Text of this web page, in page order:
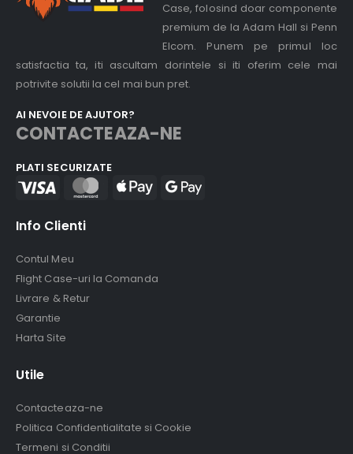
Case, folosind doar componente
premium de la Adam Hall si Penn
Elcom. Punem pe primul loc
satisfactia ta, iti ascultam dorintele si iti oferim cele mai
potrivite solutii la cel mai bun pret.
AI NEVOIE DE AJUTOR?
CONTACTEAZA-NE
PLATI SECURIZATE
Info Clienti
Contul Meu
Flight Case-uri la Comanda
Livrare & Retur
Garantie
Harta Site
Utile
Contacteaza-ne
Politica Confidentialitate si Cookie
Termeni si Conditii